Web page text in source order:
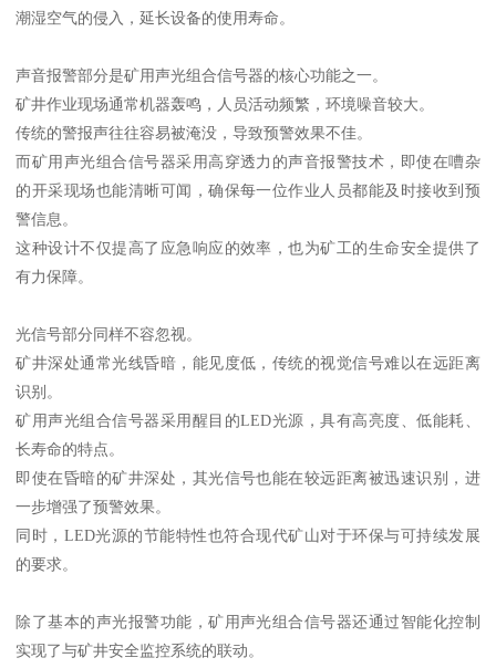
潮湿空气的侵入，延长设备的使用寿命。
声音报警部分是矿用声光组合信号器的核心功能之一。
矿井作业现场通常机器轰鸣，人员活动频繁，环境噪音较大。
传统的警报声往往容易被淹没，导致预警效果不佳。
而矿用声光组合信号器采用高穿透力的声音报警技术，即使在嘈杂
的开采现场也能清晰可闻，确保每一位作业人员都能及时接收到预
警信息。
这种设计不仅提高了应急响应的效率，也为矿工的生命安全提供了
有力保障。
光信号部分同样不容忽视。
矿井深处通常光线昏暗，能见度低，传统的视觉信号难以在远距离
识别。
矿用声光组合信号器采用醒目的LED光源，具有高亮度、低能耗、
长寿命的特点。
即使在昏暗的矿井深处，其光信号也能在较远距离被迅速识别，进
一步增强了预警效果。
同时，LED光源的节能特性也符合现代矿山对于环保与可持续发展
的要求。
除了基本的声光报警功能，矿用声光组合信号器还通过智能化控制
实现了与矿井安全监控系统的联动。